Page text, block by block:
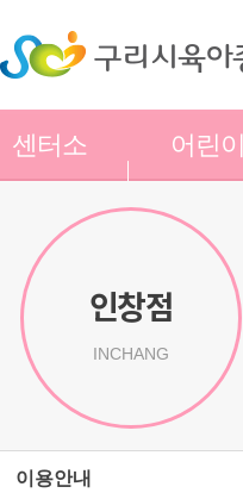
센터소
어린
인창점
INCHANG
이용안내